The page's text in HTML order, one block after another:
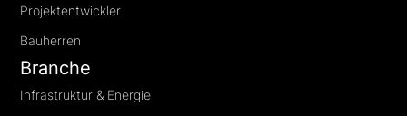
Projektentwickler
Bauherren
Branche
Infrastruktur & Energie